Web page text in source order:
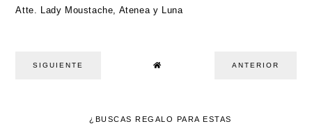
Atte. Lady Moustache, Atenea y Luna
SIGUIENTE ANTERIOR
¿BUSCAS REGALO PARA ESTAS